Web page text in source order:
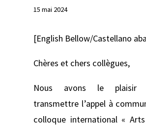
15 mai 2024
[English Bellow/Castellano
Chères et chers collègues,
Nous avons le plaisir
transmettre l’appel à
colloque international «